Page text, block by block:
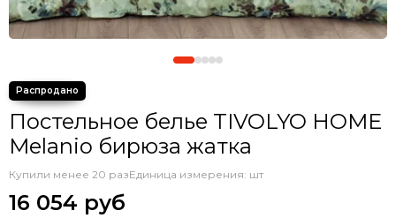
Постельное белье TIVOLYO HOME
Melanio бирюза жатка
Купили менее 20 разЕдиница измерения: шт
16 054 руб